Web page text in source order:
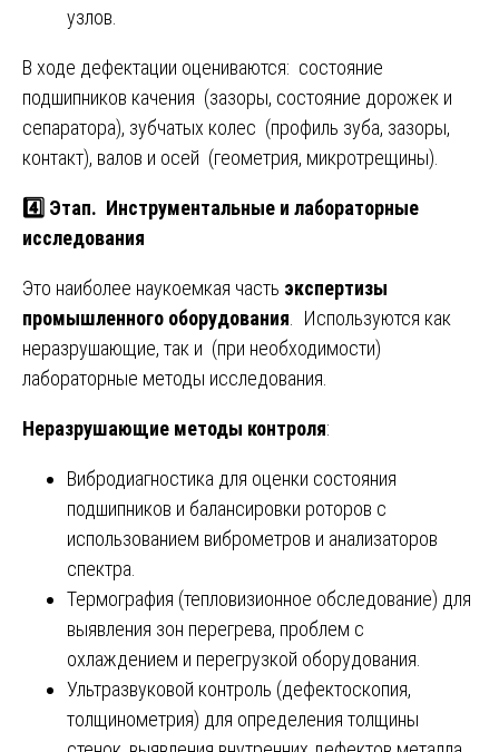
узлов.
В ходе дефектации оцениваются: состояние
подшипников качения (зазоры, состояние дорожек и
сепаратора), зубчатых колес (профиль зуба, зазоры,
контакт), валов и осей (геометрия, микротрещины).
4️⃣ Этап. Инструментальные и лабораторные
исследования
Это наиболее наукоемкая часть экспертизы
промышленного оборудования . Используются как
неразрушающие, так и (при необходимости)
лабораторные методы исследования.
Неразрушающие методы контроля:
Вибродиагностика для оценки состояния
подшипников и балансировки роторов с
использованием виброметров и анализаторов
спектра.
Термография (тепловизионное обследование) для
выявления зон перегрева, проблем с
охлаждением и перегрузкой оборудования.
Ультразвуковой контроль (дефектоскопия,
толщинометрия) для определения толщины